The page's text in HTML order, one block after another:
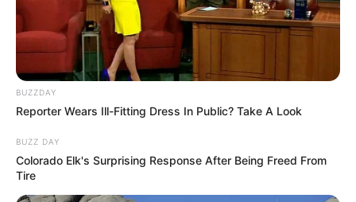
Vorburg bestehendes Wasserschloss, das seit 500
Jahren Stammsitz der Familie von Loë ist. Es
können allerdings keine Innenräume besichtigt
werden. Informationen unter
de.wikipedia.org/
chloss Wissen
Naturhof Kirsel - Lernort Bauernhof / Tiergestützte
Förderung / Ponykurse. Zu den Themen Natur,
Umwelt, Landwirtschaft, Pflanzen, Tiere, Feld und
Angebot, gerne auf individuelle Wünsche
BUZZDAY
Reporter Wears Ill-Fitting Dress In Public? Take A Look
BUZZ DAY
Colorado Elk's Surprising Response After Being Freed From
Tire